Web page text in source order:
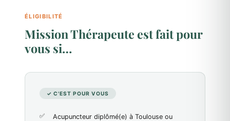
ÉLIGIBILITÉ
Mission Thérapeute est fait pour
vous si…
✓ C'EST POUR VOUS
Acupuncteur diplômé(e) à Toulouse ou